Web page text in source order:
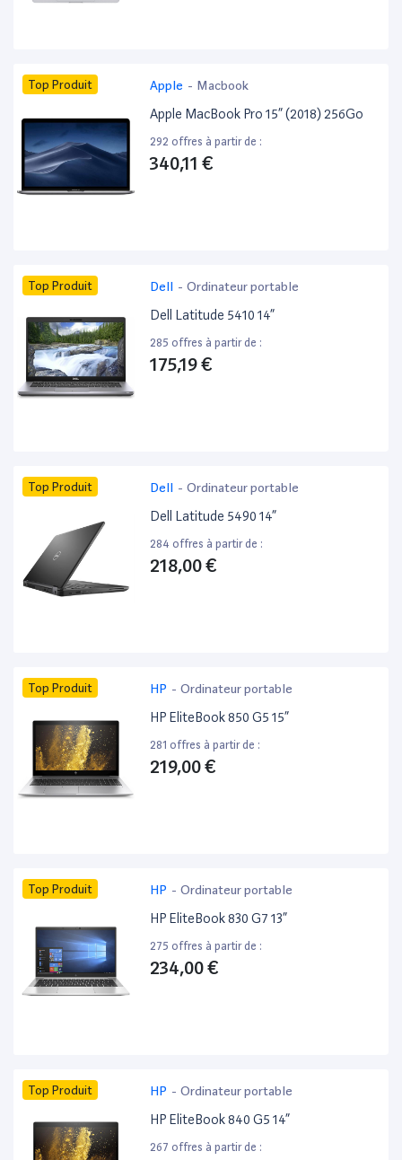
Top Produit Apple - Macbook
Apple MacBook Pro 15” (2018) 256Go
292 offres à partir de :
340,11 €
Top Produit Dell - Ordinateur portable
Dell Latitude 5410 14”
285 offres à partir de :
175,19 €
Top Produit Dell - Ordinateur portable
Dell Latitude 5490 14”
284 offres à partir de :
218,00 €
Top Produit HP - Ordinateur portable
HP EliteBook 850 G5 15”
281 offres à partir de :
219,00 €
Top Produit HP - Ordinateur portable
HP EliteBook 830 G7 13”
275 offres à partir de :
234,00 €
Top Produit HP - Ordinateur portable
HP EliteBook 840 G5 14”
267 offres à partir de :